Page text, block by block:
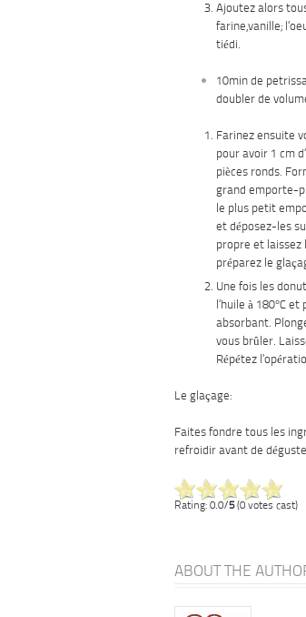
Ajoutez alors
farine,vanille;
tiédi.
10min de
doubler de
Farinez ensuite
pour avoir 1 cm
pièces ronds.
grand emporte-
le plus petit
et déposez-les
propre et laissez
préparez le
Une fois les
l’huile à 180°C
absorbant.
vous brûler.
Répétez
Le glaçage:
Faites fondre tous les
refroidir avant de
Rating: 0.0/5(0 votes cast)
ABOUT THE